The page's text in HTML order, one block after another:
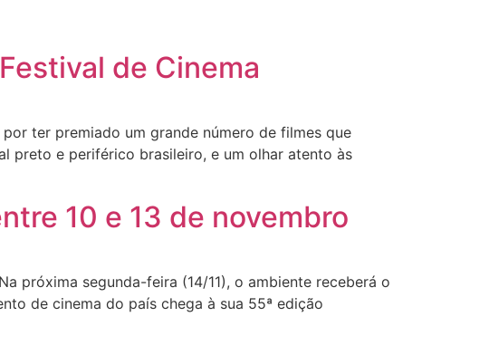
de Cinema
ter premiado um grande número de filmes que
preto e periférico brasileiro, e um olhar atento às
10 e 13 de novembro
próxima segunda-feira (14/11), o ambiente receberá o
de cinema do país chega à sua 55ª edição